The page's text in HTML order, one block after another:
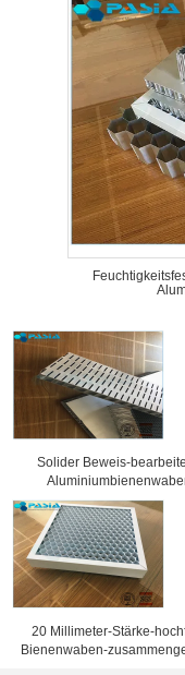
Solider Beweis-
Sandwich-Platten
20 Millimeter-Stärke-
Bienenwaben-